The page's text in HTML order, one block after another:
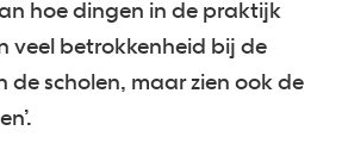
hoe dingen in de praktijk
veel betrokkenheid bij de
de scholen, maar zien ook de